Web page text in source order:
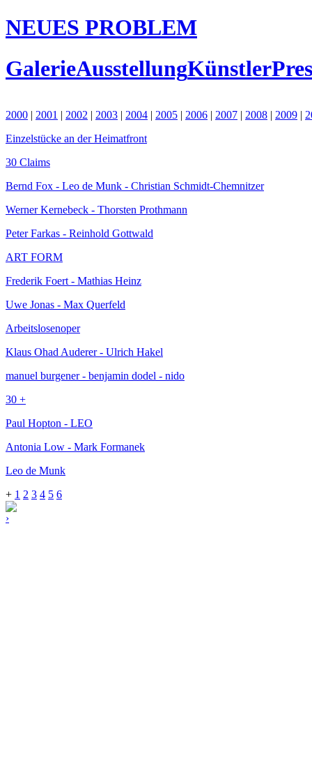
NEUES PROBLEM
GalerieAusstellungKünstler
2000 | 2001 | 2002 | 2003 | 2004 | 2005 | 2006 | 2007 | 2008 | 2009 |
Einzelstücke an der Heimatfront
30 Claims
Bernd Fox - Leo de Munk - Christian Schmidt-Chemnitzer
Werner Kernebeck - Thorsten Prothmann
Peter Farkas - Reinhold Gottwald
ART FORM
Frederik Foert - Mathias Heinz
Uwe Jonas - Max Querfeld
Arbeitslosenoper
Klaus Ohad Auderer - Ulrich Hakel
manuel burgener - benjamin dodel - nido
30 +
Paul Hopton - LEO
Antonia Low - Mark Formanek
Leo de Munk
+ 1 2 3 4 5 6
›